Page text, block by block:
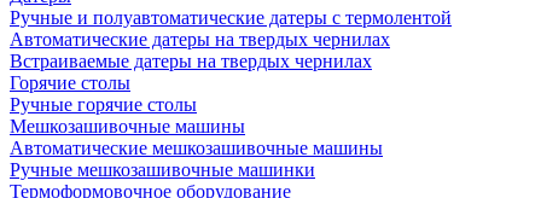
Ручные и полуавтоматические датеры с термолентой
Автоматические датеры на твердых чернилах
Встраиваемые датеры на твердых чернилах
Горячие столы
Ручные горячие столы
Мешкозашивочные машины
Автоматические мешкозашивочные машины
Ручные мешкозашивочные машинки
Термоформовочное оборудование